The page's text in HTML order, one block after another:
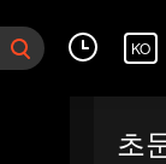
KO
초